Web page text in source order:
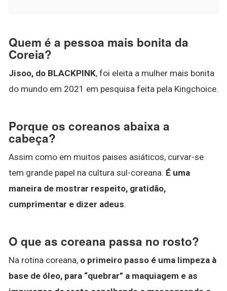
Quem é a pessoa mais bonita da
Coreia?
Jisoo, do BLACKPINK, foi eleita a mulher mais bonita
do mundo em 2021 em pesquisa feita pela Kingchoice.
Porque os coreanos abaixa a
cabeça?
Assim como em muitos paises asiáticos, curvar-se
tem grande papel na cultura sul-coreana. É uma
maneira de mostrar respeito, gratidão,
cumprimentar e dizer adeus.
O que as coreana passa no rosto?
Na rotina coreana, o primeiro passo é uma limpeza à
base de óleo, para “quebrar” a maquiagem e as